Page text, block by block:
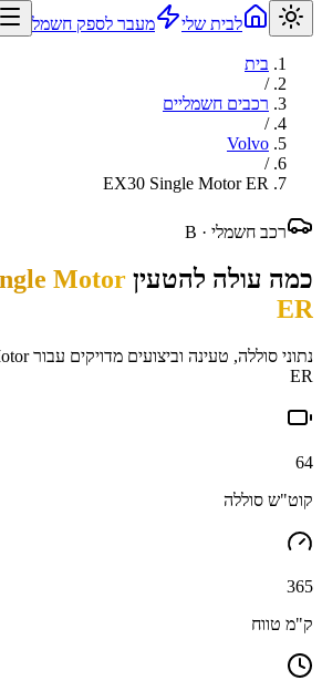
לבית שלי
מעבר לספק חשמל
בית
/
רכבים חשמליים
/
Volvo
/
EX30 Single Motor ER
רכב חשמלי · B
כמה עולה להטעין Motor
ER
נתוני סוללה, טעינה וביצועים מדויקים עבור
ER
64
קוט"ש סוללה
365
ק"מ טווח